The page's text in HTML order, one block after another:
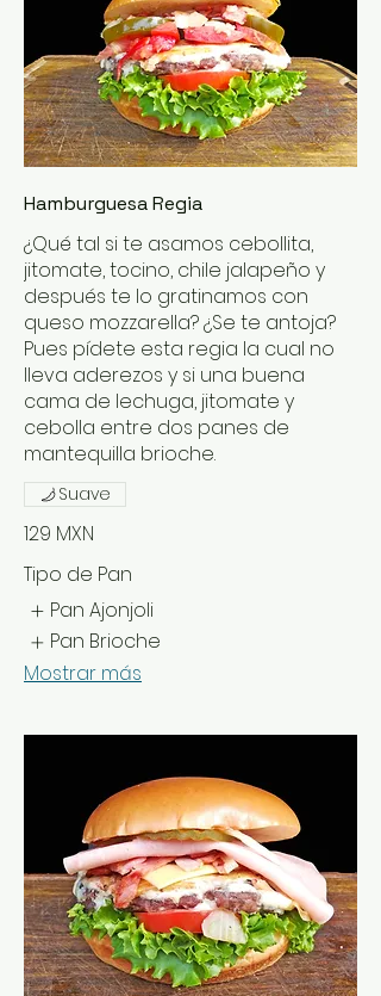
Hamburguesa Regia
¿Qué tal si te asamos cebollita,
jitomate, tocino, chile jalapeño y
después te lo gratinamos con
queso mozzarella? ¿Se te antoja?
Pues pídete esta regia la cual no
lleva aderezos y si una buena
cama de lechuga, jitomate y
cebolla entre dos panes de
mantequilla brioche.
129 MXN
Suave
Tipo de Pan
Pan Ajonjoli
Pan Brioche
Mostrar más